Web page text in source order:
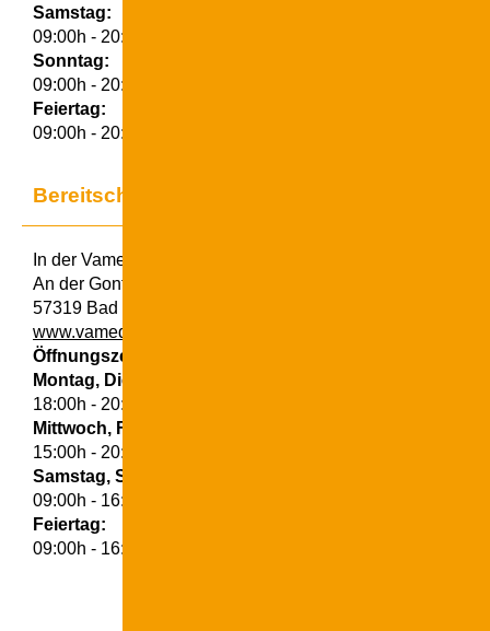
Samstag:
09:00h - 20:00h
Sonntag:
09:00h - 20:00h
Feiertag:
09:00h - 20:00h
Bereitschaftsdienst-Praxis Bad Berleburg
In der Vamed-Klinik
An der Gontardslust 7
57319 Bad Berleburg
www.vamed-gesundheit.de/kliniken/bad-berleburg/
Öffnungszeiten
Montag, Dienstag, Donnerstag:
18:00h - 20:00h
Mittwoch, Freitag:
15:00h - 20:00h
Samstag, Sonntag:
09:00h - 16:00h
Feiertag:
09:00h - 16:00h